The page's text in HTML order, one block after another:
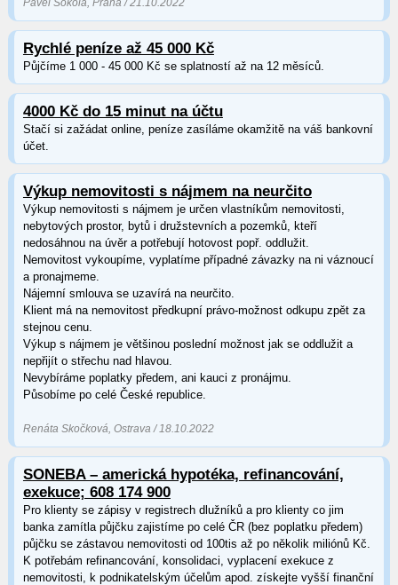
Pavel Sokola, Praha / 21.10.2022
Rychlé peníze až 45 000 Kč
Půjčíme 1 000 - 45 000 Kč se splatností až na 12 měsíců.
4000 Kč do 15 minut na účtu
Stačí si zažádat online, peníze zasíláme okamžitě na váš bankovní
účet.
Výkup nemovitosti s nájmem na neurčito
Výkup nemovitosti s nájmem je určen vlastníkům nemovitosti,
nebytových prostor, bytů i družstevních a pozemků, kteří
nedosáhnou na úvěr a potřebují hotovost popř. oddlužit.
Nemovitost vykoupíme, vyplatíme případné závazky na ni váznoucí
a pronajmeme.
Nájemní smlouva se uzavírá na neurčito.
Klient má na nemovitost předkupní právo-možnost odkupu zpět za
stejnou cenu.
Výkup s nájmem je většinou poslední možnost jak se oddlužit a
nepřijít o střechu nad hlavou.
Nevybíráme poplatky předem, ani kauci z pronájmu.
Působíme po celé České republice.
Renáta Skočková, Ostrava / 18.10.2022
SONEBA – americká hypotéka, refinancování,
exekuce; 608 174 900
Pro klienty se zápisy v registrech dlužníků a pro klienty co jim
banka zamítla půjčku zajistíme po celé ČR (bez poplatku předem)
půjčku se zástavou nemovitosti od 100tis až po několik miliónů Kč.
K potřebám refinancování, konsolidaci, vyplacení exekuce z
nemovitosti, k podnikatelským účelům apod. získejte vyšší finanční